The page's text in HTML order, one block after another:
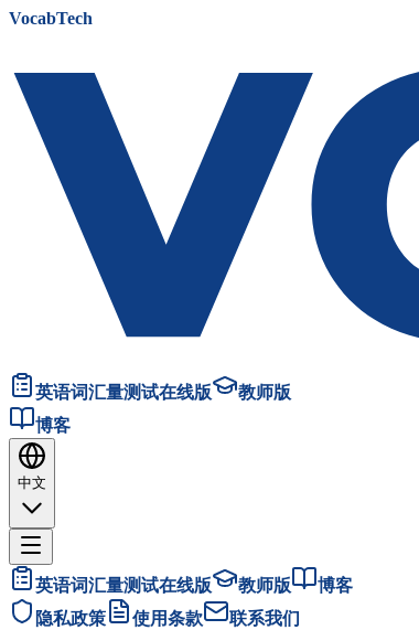
VocabTech
英语词汇量测试在线版
教师版
博客
中文
英语词汇量测试在线版 教师版
博客
隐私政策
使用条款
联系我们